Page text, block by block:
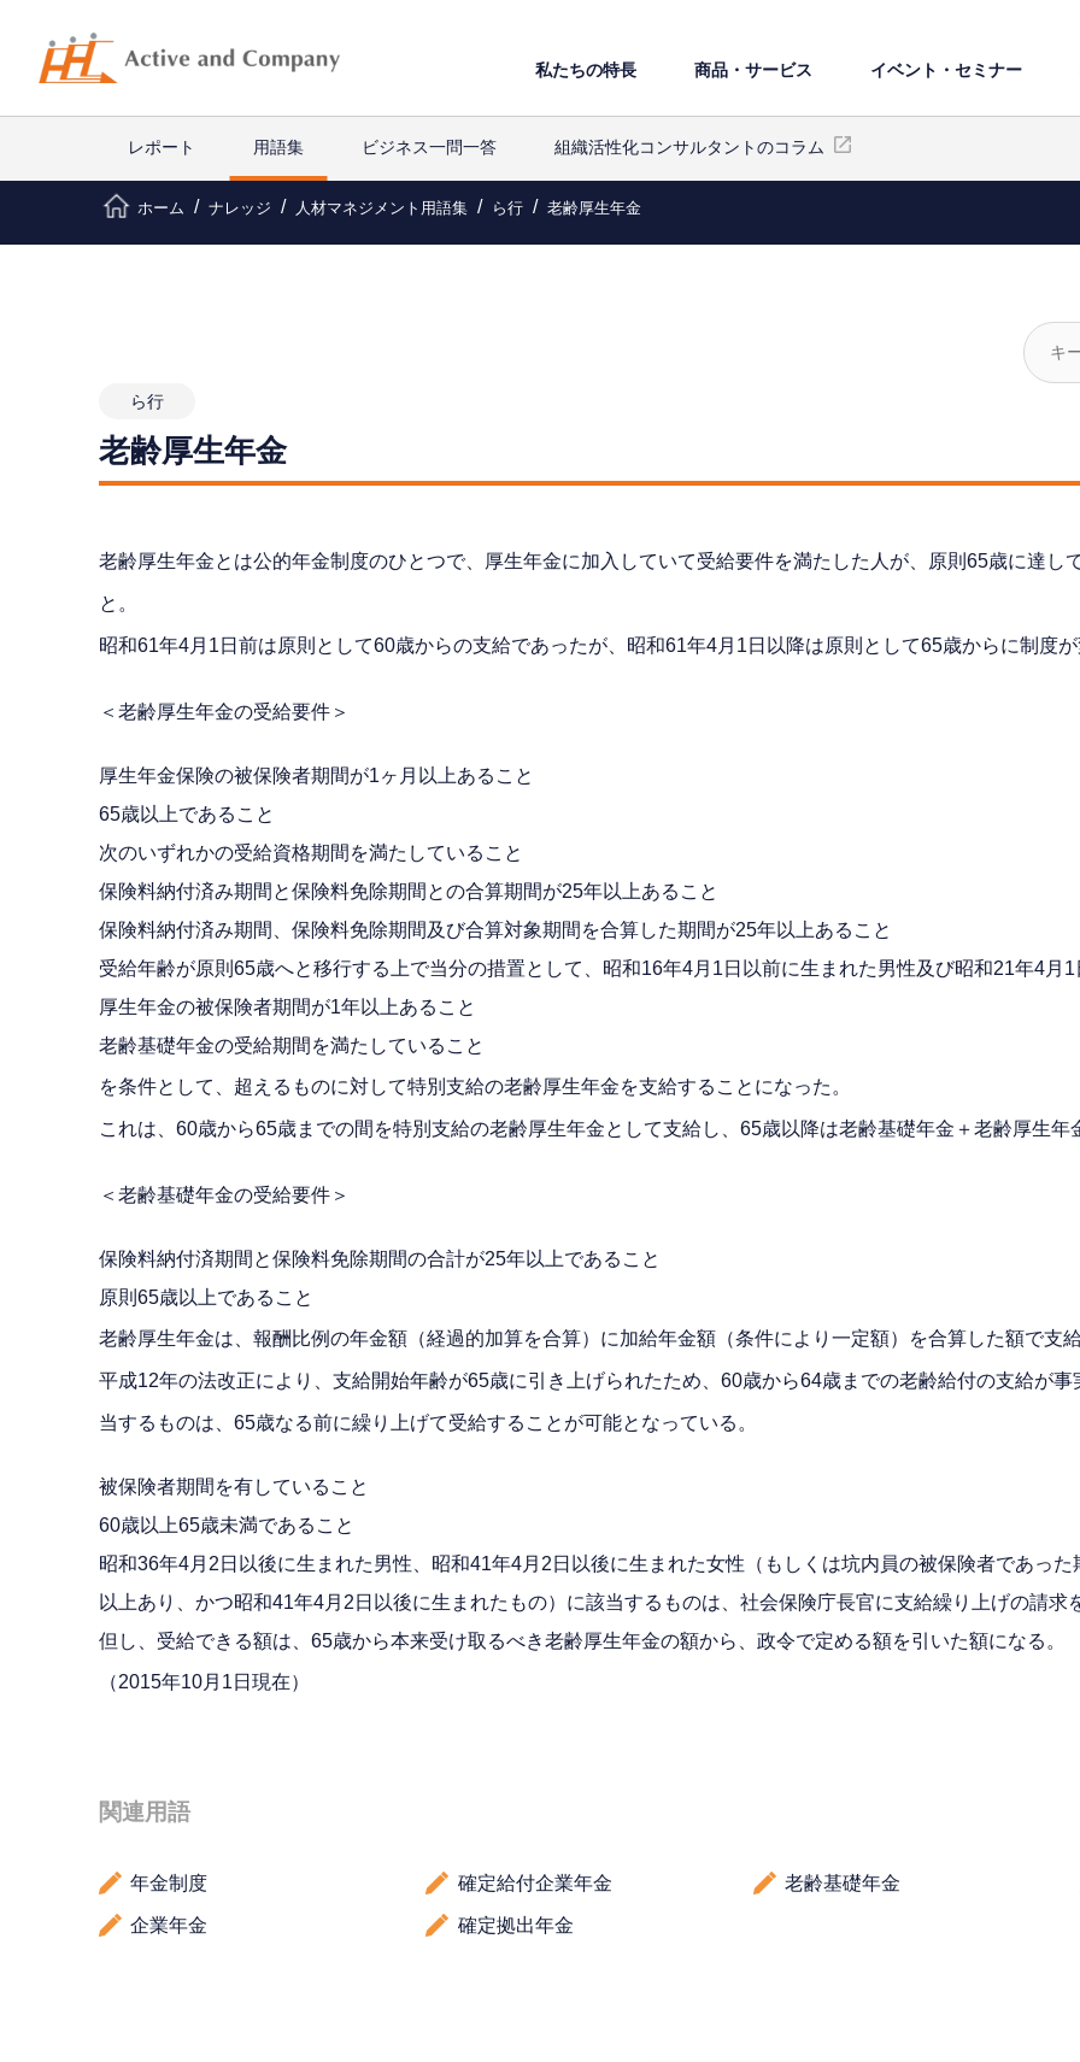
私たちの特⻑ 商品・サービス イベント・セミナー
レポート 用語集 ビジネス一問一答 組織活性化コンサルタントのコラム
ホーム ナレッジ 人材マネジメント用語集 ら行 老齢厚生年金
ら行
老齢厚生年金
老齢厚生年金とは公的年金制度のひとつで、厚生年金に加入していて受給要件を満たした人が、原則65歳に達し
と。
昭和61年4月1日前は原則として60歳からの支給であったが、昭和61年4月1日以降は原則として65歳からに制度が
＜老齢厚生年金の受給要件＞
厚生年金保険の被保険者期間が1ヶ月以上あること
65歳以上であること
次のいずれかの受給資格期間を満たしていること
保険料納付済み期間と保険料免除期間との合算期間が25年以上あること
保険料納付済み期間、保険料免除期間及び合算対象期間を合算した期間が25年以上あること
受給年齢が原則65歳へと移行する上で当分の措置として、昭和16年4月1日以前に生まれた男性及び昭和21年4月
厚生年金の被保険者期間が1年以上あること
老齢基礎年金の受給期間を満たしていること
を条件として、超えるものに対して特別支給の老齢厚生年金を支給することになった。
これは、60歳から65歳までの間を特別支給の老齢厚生年金として支給し、65歳以降は老齢基礎年金＋老齢厚生年
＜老齢基礎年金の受給要件＞
保険料納付済期間と保険料免除期間の合計が25年以上であること
原則65歳以上であること
老齢厚生年金は、報酬比例の年金額（経過的加算を合算）に加給年金額（条件により一定額）を合算した額で支給
平成12年の法改正により、支給開始年齢が65歳に引き上げられたため、60歳から64歳までの老齢給付の支給が
当するものは、65歳なる前に繰り上げて受給することが可能となっている。
被保険者期間を有していること
60歳以上65歳未満であること
昭和36年4月2日以後に生まれた男性、昭和41年4月2日以後に生まれた女性（もしくは坑内員の被保険者であっ
以上あり、かつ昭和41年4月2日以後に生まれたもの）に該当するものは、社会保険庁長官に支給繰り上げの請求
但し、受給できる額は、65歳から本来受け取るべき老齢厚生年金の額から、政令で定める額を引いた額になる。
（2015年10月1日現在）
関連用語
年金制度 確定給付企業年金 老齢基礎年金
企業年金 確定拠出年金